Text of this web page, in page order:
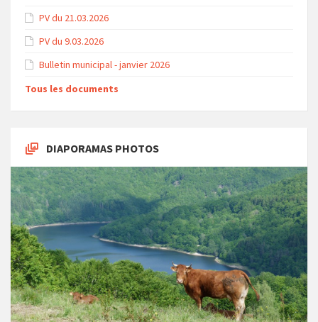
PV du 21.03.2026
PV du 9.03.2026
Bulletin municipal - janvier 2026
Tous les documents
DIAPORAMAS PHOTOS